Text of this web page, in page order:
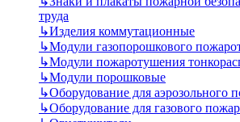
труда
↳Изделия коммутационные
↳Модули газопорошкового
↳Модули пожаротушения
↳Модули порошковые
↳Оборудование для аэрозольного
↳Оборудование для газового